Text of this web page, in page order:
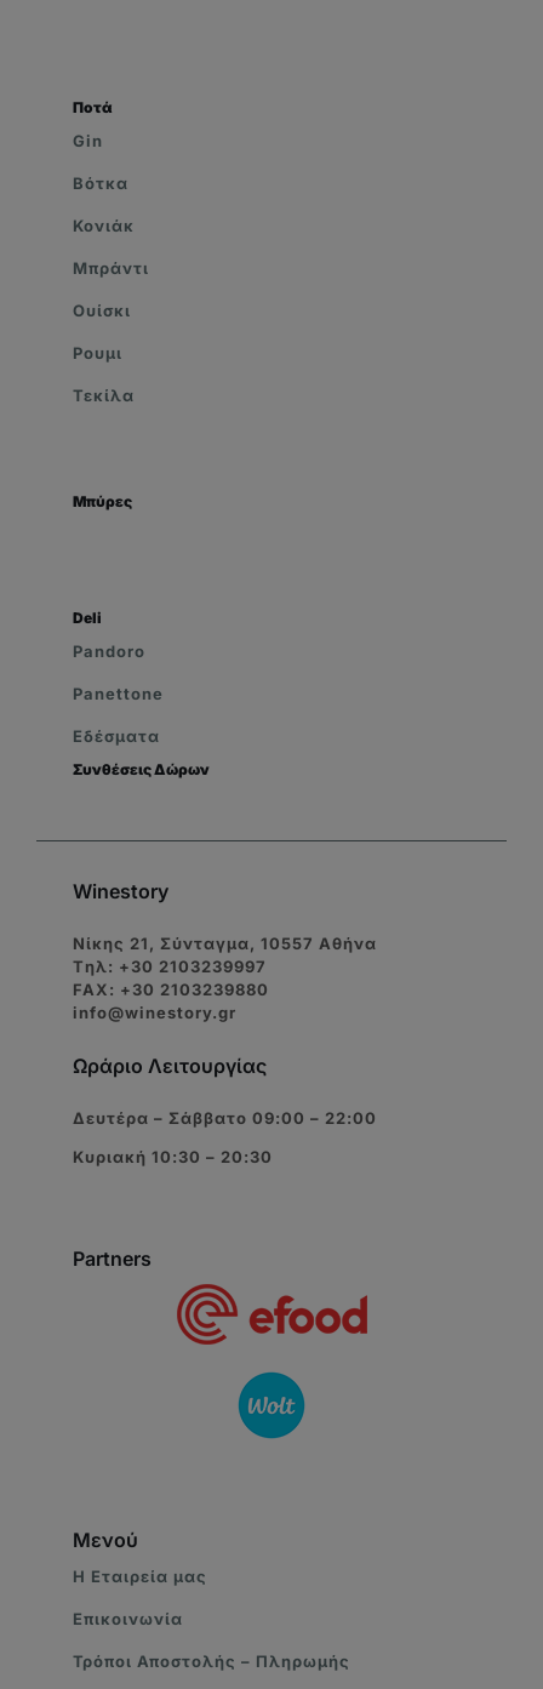
Ποτά
Gin
Βότκα
Κονιάκ
Μπράντι
Ουίσκι
Ρουμι
Τεκίλα
Μπύρες
Deli
Pandoro
Panettone
Εδέσματα
Συνθέσεις Δώρων
Winestory
Νίκης 21, Σύνταγμα, 10557 Αθήνα
Tηλ: +30 2103239997
FAX: +30 2103239880
info@winestory.gr
Ωράριο Λειτουργίας
Δευτέρα – Σάββατο 09:00 – 22:00
Κυριακή 10:30 – 20:30
Partners
Μενού
Η Eταιρεία μας
Επικοινωνία
Τρόποι Αποστολής – Πληρωμής